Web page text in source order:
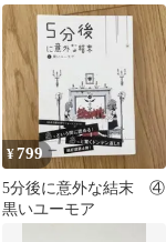
¥799
5分後に意外な結末 ④
黒いユーモア